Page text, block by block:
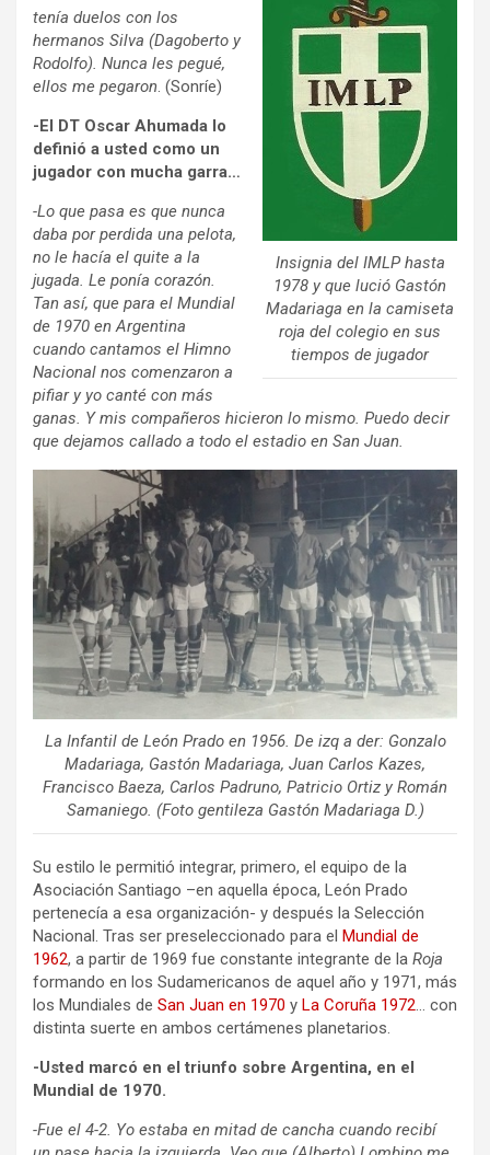
Insignia del IMLP hasta
1978 y que lució Gastón
Madariaga en la camiseta
roja del colegio en sus
tiempos de jugador
tenía duelos con los
hermanos Silva (Dagoberto y
Rodolfo). Nunca les pegué,
ellos me pegaron. (Sonríe)
-El DT Oscar Ahumada lo
definió a usted como un
jugador con mucha garra…
-Lo que pasa es que nunca
daba por perdida una pelota,
no le hacía el quite a la
jugada. Le ponía corazón.
Tan así, que para el Mundial
de 1970 en Argentina
cuando cantamos el Himno
Nacional nos comenzaron a
pifiar y yo canté con más
ganas. Y mis compañeros hicieron lo mismo. Puedo decir
que dejamos callado a todo el estadio en San Juan.
La Infantil de León Prado en 1956. De izq a der: Gonzalo
Madariaga, Gastón Madariaga, Juan Carlos Kazes,
Francisco Baeza, Carlos Padruno, Patricio Ortiz y Román
Samaniego. (Foto gentileza Gastón Madariaga D.)
Su estilo le permitió integrar, primero, el equipo de la
Asociación Santiago –en aquella época, León Prado
pertenecía a esa organización- y después la Selección
Nacional. Tras ser preseleccionado para el Mundial de
1962, a partir de 1969 fue constante integrante de la Roja
formando en los Sudamericanos de aquel año y 1971, más
los Mundiales de San Juan en 1970 y La Coruña 1972… con
distinta suerte en ambos certámenes planetarios.
-Usted marcó en el triunfo sobre Argentina, en el
Mundial de 1970.
-Fue el 4-2. Yo estaba en mitad de cancha cuando recibí